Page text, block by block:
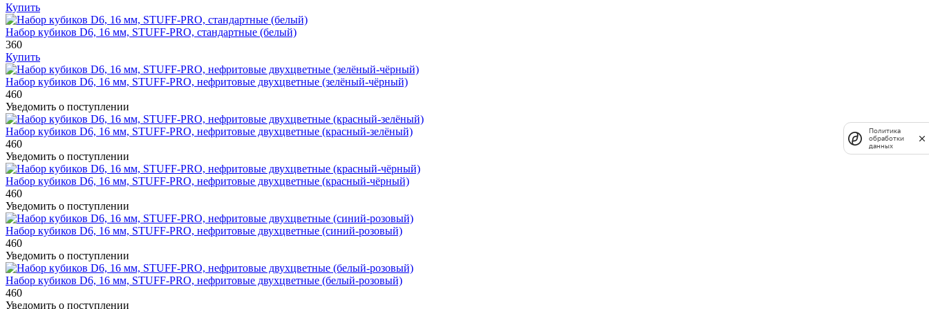
Купить
Набор кубиков D6, 16 мм, STUFF-PRO, стандартные (белый)
360
Купить
Набор кубиков D6, 16 мм, STUFF-PRO, нефритовые двухцветные (зелёный-чёрный)
460
Уведомить о поступлении
Набор кубиков D6, 16 мм, STUFF-PRO, нефритовые двухцветные (красный-зелёный)
460
Уведомить о поступлении
Набор кубиков D6, 16 мм, STUFF-PRO, нефритовые двухцветные (красный-чёрный)
460
Уведомить о поступлении
Набор кубиков D6, 16 мм, STUFF-PRO, нефритовые двухцветные (синий-розовый)
460
Уведомить о поступлении
Набор кубиков D6, 16 мм, STUFF-PRO, нефритовые двухцветные (белый-розовый)
460
Уведомить о поступлении
Политика
обработки
данных